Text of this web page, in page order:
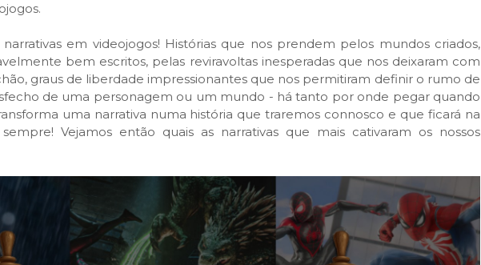
em videojogos! Histórias que nos prendem pelos mundos criados,
bem escritos, pelas reviravoltas inesperadas que nos deixaram com
graus de liberdade impressionantes que nos permitiram definir o rumo de
de uma personagem ou um mundo - há tanto por onde pegar quando
uma narrativa numa história que traremos connosco e que ficará na
Vejamos então quais as narrativas que mais cativaram os nossos